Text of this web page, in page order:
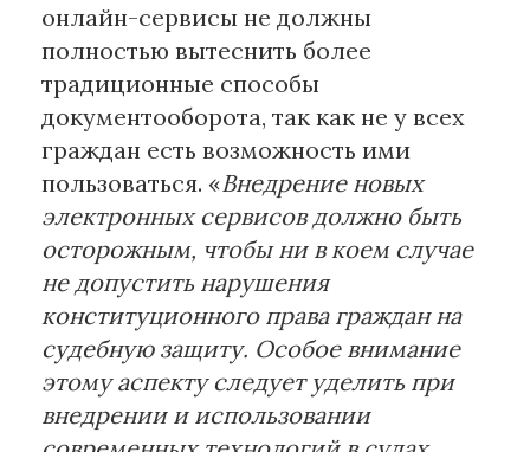
онлайн-сервисы не должны
полностью вытеснить более
традиционные способы
документооборота, так как не у всех
граждан есть возможность ими
пользоваться. «Внедрение новых
электронных сервисов должно быть
осторожным, чтобы ни в коем случае
не допустить нарушения
конституционного права граждан на
судебную защиту. Особое внимание
этому аспекту следует уделить при
внедрении и использовании